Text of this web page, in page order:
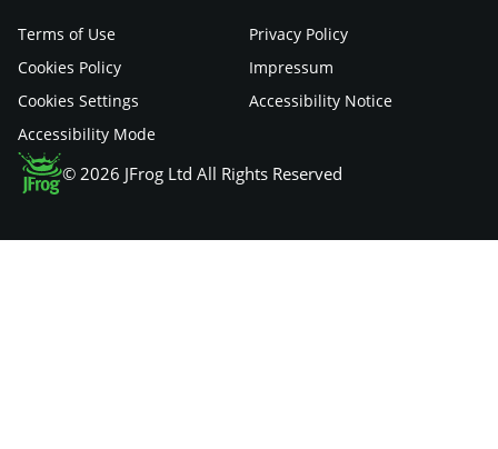
© 2026 JFrog Ltd All Rights Reserved
Terms of Use
Privacy Policy
Cookies Policy
Impressum
Cookies Settings
Accessibility Notice
Accessibility Mode